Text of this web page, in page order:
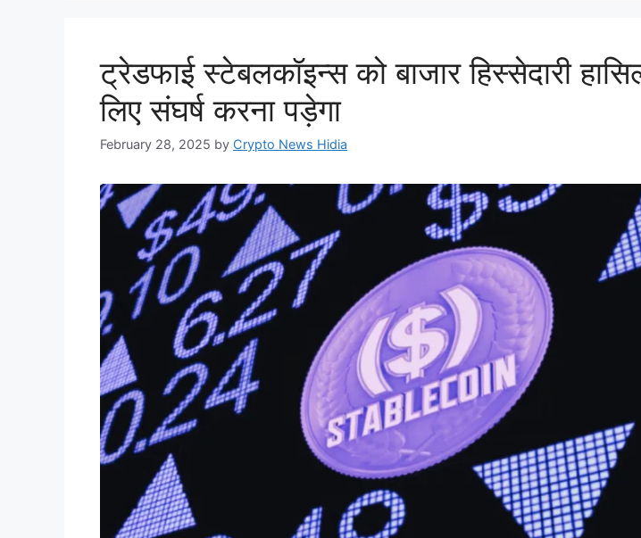
ट्रेडफाई स्टेबलकॉइन्स को बाजार हिस्सेदारी
लिए संघर्ष करना पड़ेगा
February 28, 2025 by Crypto News Hidia